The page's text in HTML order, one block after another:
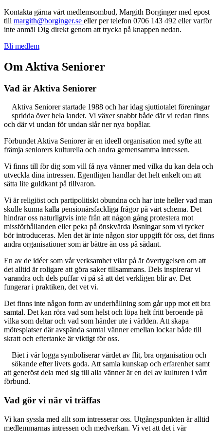
Kontakta gärna vårt medlemsombud, Margith Borginger med epost
till margith@borginger.se eller per telefon 0706 143 492 eller varför
inte anmäl Dig direkt genom att trycka på knappen nedan.
Bli medlem
Om Aktiva Seniorer
Vad är Aktiva Seniorer
Aktiva Seniorer startade 1988 och har idag sjuttiotalet föreningar
spridda över hela landet. Vi växer snabbt både där vi redan finns
och där vi undan för undan slår ner nya bopålar.
Förbundet Aktiva Seniorer är en ideell organisation med syfte att
främja seniorers kulturella och andra gemensamma intressen.
Vi finns till för dig som vill få nya vänner med vilka du kan dela och
utveckla dina intressen. Egentligen handlar det helt enkelt om att
sätta lite guldkant på tillvaron.
Vi är religiöst och partipolitiskt obundna och har inte heller vad man
skulle kunna kalla pensionärsfackliga frågor på vårt schema. Det
hindrar oss naturligtvis inte från att någon gång protestera mot
missförhållanden eller peka på önskvärda lösningar som vi tycker
bör introduceras. Men det är inte någon stor uppgift för oss, det finns
andra organisationer som är bättre än oss på sådant.
En av de idéer som vår verksamhet vilar på är övertygelsen om att
det alltid är roligare att göra saker tillsammans. Dels inspirerar vi
varandra och dels puffar vi på så att det verkligen blir av. Det
fungerar i praktiken, det vet vi.
Det finns inte någon form av underhållning som går upp mot ett bra
samtal. Det kan röra vad som helst och löpa helt fritt beroende på
vilka som deltar och vad som händer ute i världen. Att skapa
mötesplatser där avspända samtal vänner emellan lockar både till
skratt och eftertanke är viktigt för oss.
Biet i vår logga symboliserar värdet av flit, bra organisation och
sökande efter livets goda. Att samla kunskap och erfarenhet samt
att generöst dela med sig till alla vänner är en del av kulturen i vårt
förbund.
Vad gör vi när vi träffas
Vi kan syssla med allt som intresserar oss. Utgångspunkten är alltid
medlemmarnas intressen och medverkan. Vi vet att det i vår